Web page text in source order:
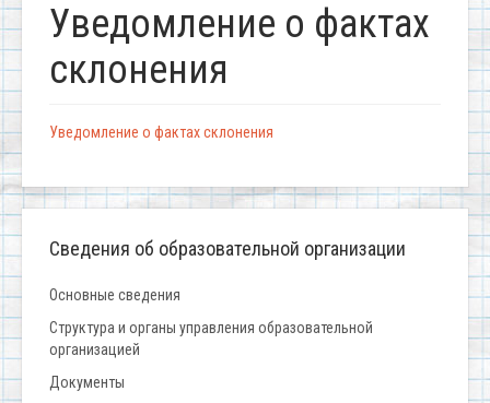
Уведомление о фактах
склонения
Уведомление о фактах склонения
Сведения об образовательной организации
Основные сведения
Структура и органы управления образовательной
организацией
Документы